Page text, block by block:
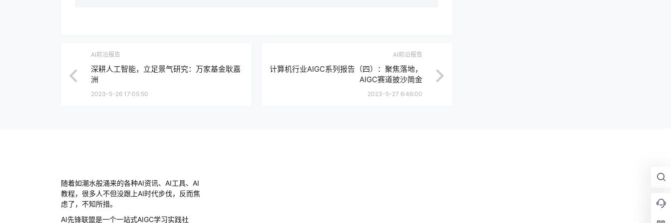
AI前沿报告
深耕人工智能，立足景气研究：万家基金耿嘉
洲
2023-5-26 17:05:50
AI前沿报告
计算机行业AIGC系列报告（四）：聚焦落地，
AIGC赛道披沙简金
2023-5-27 6:46:00
随着如潮水般涌来的各种AI资讯、AI工具、AI
教程，很多人不但没跟上AI时代步伐，反而焦
虑了，不知所措。
AI先锋联盟是一个一站式AIGC学习实践社